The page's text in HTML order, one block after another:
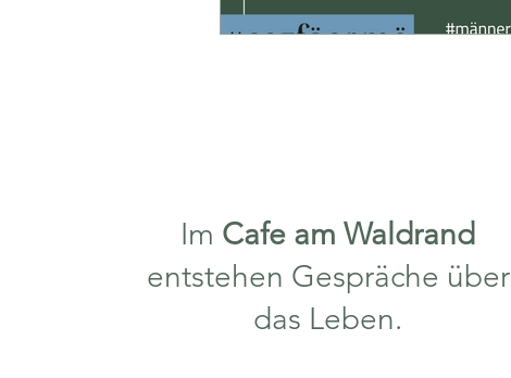
Im Cafe am Waldrand
entstehen Gespräche über
das Leben.